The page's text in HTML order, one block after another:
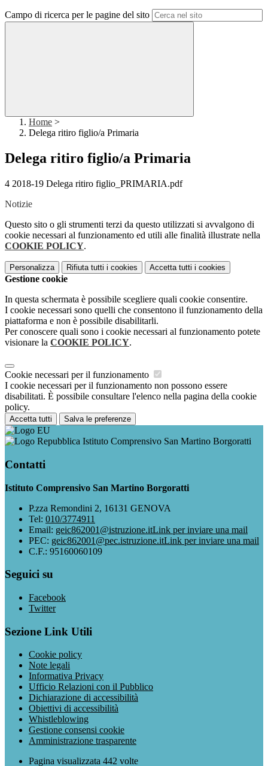
Campo di ricerca per le pagine del sito
Home >
Delega ritiro figlio/a Primaria
Delega ritiro figlio/a Primaria
4 2018-19 Delega ritiro figlio_PRIMARIA.pdf
Notizie
Questo sito o gli strumenti terzi da questo utilizzati si avvalgono di
cookie necessari al funzionamento ed utili alle finalità illustrate nella
COOKIE POLICY.
Personalizza Rifiuta tutti i cookies Accetta tutti i cookies
Gestione cookie
In questa schermata è possibile scegliere quali cookie consentire.
I cookie necessari sono quelli che consentono il funzionamento della
piattaforma e non è possibile disabilitarli.
Per conoscere quali sono i cookie necessari al funzionamento potete
visionare la COOKIE POLICY.
Cookie necessari per il funzionamento
I cookie necessari per il funzionamento non possono essere
disabilitati. È possibile consultare l'elenco nella pagina della cookie
policy.
Accetta tutti Salva le preferenze
Istituto Comprensivo San Martino Borgoratti
Contatti
Istituto Comprensivo San Martino Borgoratti
P.zza Remondini 2, 16131 GENOVA
Tel: 010/3774911
Email: geic862001@istruzione.itLink per inviare una mail
PEC: geic862001@pec.istruzione.itLink per inviare una mail
C.F.: 95160060109
Seguici su
Facebook
Twitter
Sezione Link Utili
Cookie policy
Note legali
Informativa Privacy
Ufficio Relazioni con il Pubblico
Dichiarazione di accessibilità
Obiettivi di accessibilità
Whistleblowing
Gestione consensi cookie
Amministrazione trasparente
Pagina visualizzata 442 volte